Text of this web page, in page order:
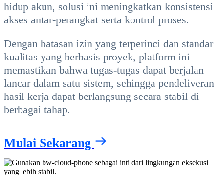
hidup akun, solusi ini meningkatkan konsistensi
akses antar-perangkat serta kontrol proses.
Dengan batasan izin yang terperinci dan standar
kualitas yang berbasis proyek, platform ini
memastikan bahwa tugas-tugas dapat berjalan
lancar dalam satu sistem, sehingga pendeliveran
hasil kerja dapat berlangsung secara stabil di
berbagai tahap.
Mulai Sekarang